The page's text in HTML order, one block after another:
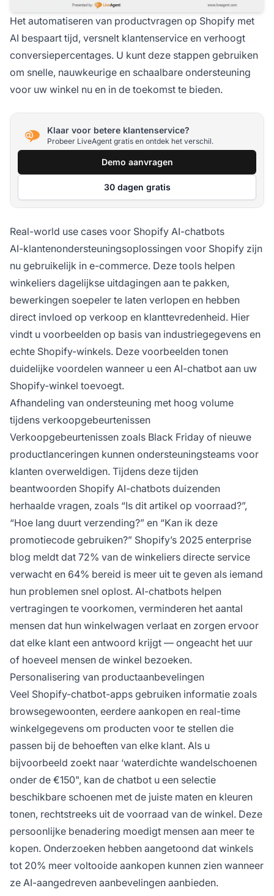
Het automatiseren van productvragen op Shopify met
AI bespaart tijd, versnelt klantenservice en verhoogt
conversiepercentages. U kunt deze stappen gebruiken
om snelle, nauwkeurige en schaalbare ondersteuning
voor uw winkel nu en in de toekomst te bieden.
Klaar voor betere klantenservice?
Probeer LiveAgent gratis en ontdek het verschil.
Demo aanvragen
30 dagen gratis
Real-world use cases voor Shopify AI-chatbots
AI-klantenondersteuningsoplossingen voor Shopify zijn
nu gebruikelijk in e-commerce. Deze tools helpen
winkeliers dagelijkse uitdagingen aan te pakken,
bewerkingen soepeler te laten verlopen en hebben
direct invloed op verkoop en klanttevredenheid. Hier
vindt u voorbeelden op basis van industriegegevens en
echte Shopify-winkels. Deze voorbeelden tonen
duidelijke voordelen wanneer u een AI-chatbot aan uw
Shopify-winkel toevoegt.
Afhandeling van ondersteuning met hoog volume
tijdens verkoopgebeurtenissen
Verkoopgebeurtenissen zoals Black Friday of nieuwe
productlanceringen kunnen ondersteuningsteams voor
klanten overweldigen. Tijdens deze tijden
beantwoorden Shopify AI-chatbots duizenden
herhaalde vragen, zoals “Is dit artikel op voorraad?”,
“Hoe lang duurt verzending?” en “Kan ik deze
promotiecode gebruiken?” Shopify’s 2025 enterprise
blog meldt dat 72% van de winkeliers directe service
verwacht en 64% bereid is meer uit te geven als iemand
hun problemen snel oplost. AI-chatbots helpen
vertragingen te voorkomen, verminderen het aantal
mensen dat hun winkelwagen verlaat en zorgen ervoor
dat elke klant een antwoord krijgt — ongeacht het uur
of hoeveel mensen de winkel bezoeken.
Personalisering van productaanbevelingen
Veel Shopify-chatbot-apps gebruiken informatie zoals
browsegewoonten, eerdere aankopen en real-time
winkelgegevens om producten voor te stellen die
passen bij de behoeften van elke klant. Als u
bijvoorbeeld zoekt naar ‘waterdichte wandelschoenen
onder de €150", kan de chatbot u een selectie
beschikbare schoenen met de juiste maten en kleuren
tonen, rechtstreeks uit de voorraad van de winkel. Deze
persoonlijke benadering moedigt mensen aan meer te
kopen. Onderzoeken hebben aangetoond dat winkels
tot 20% meer voltooide aankopen kunnen zien wanneer
ze AI-aangedreven aanbevelingen aanbieden.